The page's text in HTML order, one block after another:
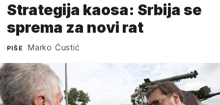
Strategija kaosa: Srbija se
sprema za novi rat
PIŠE Marko Ćustić